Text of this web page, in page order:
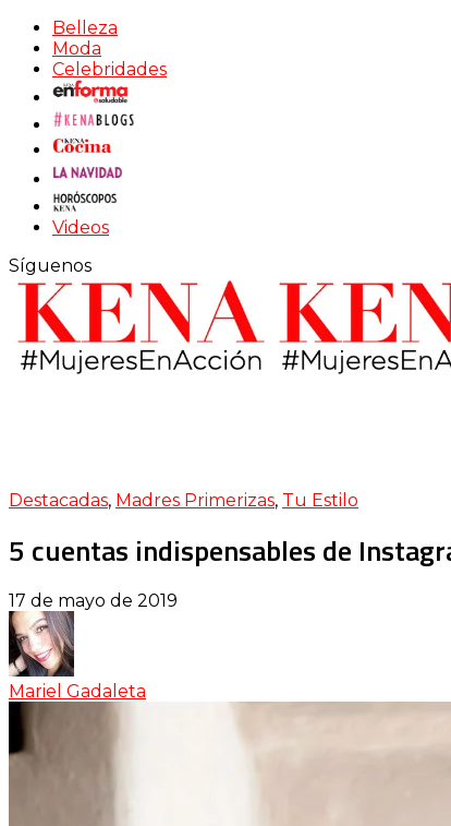
Belleza
Moda
Celebridades
Videos
Síguenos
Destacadas, Madres Primerizas, Tu Estilo
5 cuentas indispensables de
17 de mayo de 2019
Mariel Gadaleta